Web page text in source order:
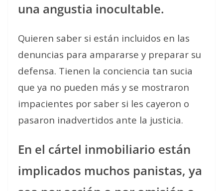
una angustia inocultable.
Quieren saber si están incluidos en las
denuncias para ampararse y preparar su
defensa. Tienen la conciencia tan sucia
que ya no pueden más y se mostraron
impacientes por saber si les cayeron o
pasaron inadvertidos ante la justicia.
En el cártel inmobiliario están
implicados muchos panistas, ya